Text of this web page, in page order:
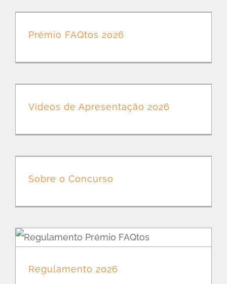
Prémio FAQtos 2026
Vídeos de Apresentação 2026
Sobre o Concurso
Regulamento 2026